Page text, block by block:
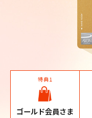
ゴールド会員さま